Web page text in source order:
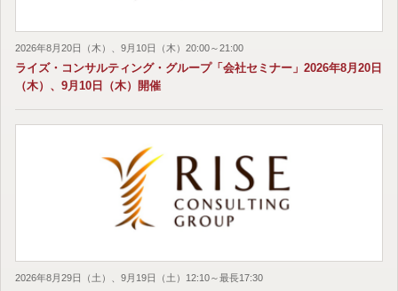
2026年8月20日（木）、9月10日（木）20:00～21:00
ライズ・コンサルティング・グループ「会社セミナー」2026年8月20日
（木）、9月10日（木）開催
2026年8月29日（土）、9月19日（土）12:10～最長17:30